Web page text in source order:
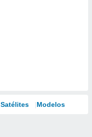
Satélites Modelos